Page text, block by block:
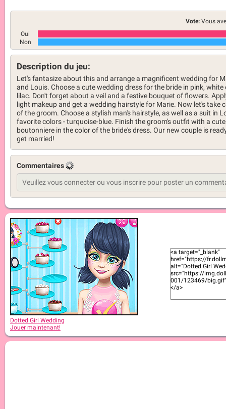
Vote: Vous
Oui
Non
Description du jeu:
Let's fantasize about this and arrange a magnificent wedding for
and Louis. Choose a cute wedding dress for the bride in pink, white
lilac. Don't forget about a veil and a festive bouquet of flowers.
light makeup and get a wedding hairstyle for Marie. Now let's take
of the groom. Choose a stylish man's hairstyle, as well as a suit in
favorite colors - turquoise-blue. Finish the groom's outfit with a cute
boutonniere in the color of the bride's dress. Our new couple is
get married!
Commentaires
Dotted Girl Wedding
Jouer maintenant!